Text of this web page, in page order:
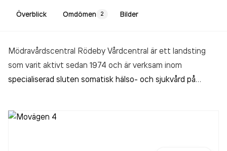
Överblick Omdömen 2 Bilder
Mödravårdscentral Rödeby Vårdcentral är ett landsting
som varit aktivt sedan 1974 och är verksam inom
specialiserad sluten somatisk hälso- och sjukvård på